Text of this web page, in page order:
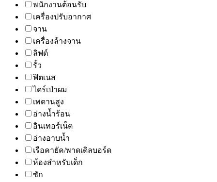
พนักงานต้อนรับ
เครื่องปรับอากาศ
จาน
เครื่องล้างจาน
ลิฟต์
รั้ว
ฟิตเนส
ไดร์เป่าผม
เพดานสูง
อ่างน้ำร้อน
อินเทอร์เน็ต
อ่างอาบน้ำ
เรือคายัค/พาดเดิลบอร์ด
ห้องสำหรับเด็ก
ซัก